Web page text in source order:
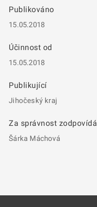
Publikováno
15.05.2018
Účinnost od
15.05.2018
Publikující
Jihočeský kraj
Za správnost zodpovídá
Šárka Máchová